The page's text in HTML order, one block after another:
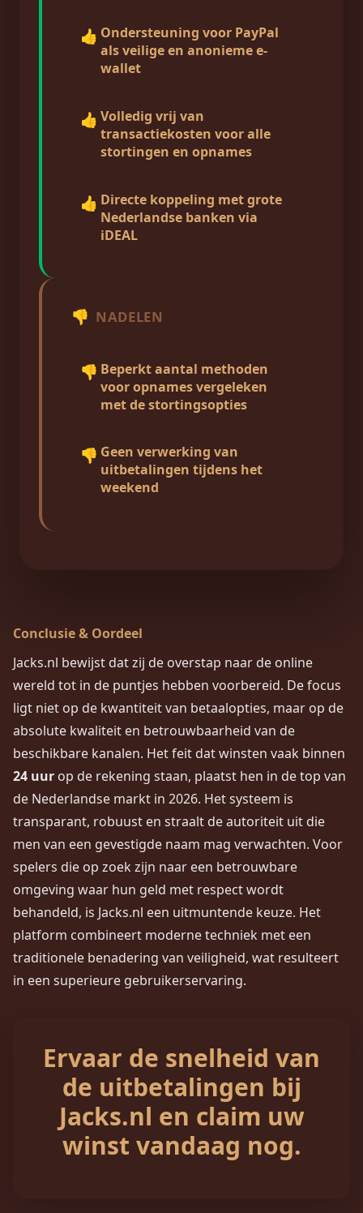
👍 Ondersteuning voor PayPal
als veilige en anonieme e-
wallet
👍 Volledig vrij van
transactiekosten voor alle
stortingen en opnames
👍 Directe koppeling met grote
Nederlandse banken via
iDEAL
👎 NADELEN
👎 Beperkt aantal methoden
voor opnames vergeleken
met de stortingsopties
👎 Geen verwerking van
uitbetalingen tijdens het
weekend
Conclusie & Oordeel
Jacks.nl bewijst dat zij de overstap naar de online
wereld tot in de puntjes hebben voorbereid. De focus
ligt niet op de kwantiteit van betaalopties, maar op de
absolute kwaliteit en betrouwbaarheid van de
beschikbare kanalen. Het feit dat winsten vaak binnen
24 uur op de rekening staan, plaatst hen in de top van
de Nederlandse markt in 2026. Het systeem is
transparant, robuust en straalt de autoriteit uit die
men van een gevestigde naam mag verwachten. Voor
spelers die op zoek zijn naar een betrouwbare
omgeving waar hun geld met respect wordt
behandeld, is Jacks.nl een uitmuntende keuze. Het
platform combineert moderne techniek met een
traditionele benadering van veiligheid, wat resulteert
in een superieure gebruikerservaring.
Ervaar de snelheid van
de uitbetalingen bij
Jacks.nl en claim uw
winst vandaag nog.